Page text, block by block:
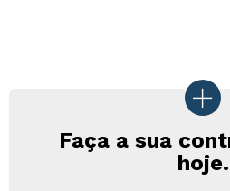
Faça a sua
hoje.